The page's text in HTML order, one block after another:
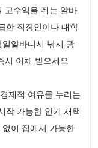
고수익을 쥐는 알바
한 직장인이나 대학
알바디시 낚시 광
시 이체 받으세요
제적 여유를 누리는
작 가능한 인기 재택
이 집에서 가능한